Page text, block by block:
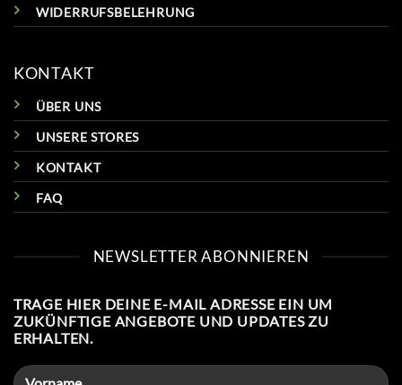
WIDERRUFSBELEHRUNG
KONTAKT
ÜBER UNS
UNSERE STORES
KONTAKT
FAQ
NEWSLETTER ABONNIEREN
TRAGE HIER DEINE E-MAIL ADRESSE EIN UM
ZUKÜNFTIGE ANGEBOTE UND UPDATES ZU
ERHALTEN.